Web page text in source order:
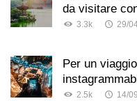
da visitare
3.3k 29/
Per un
2.5k 14/